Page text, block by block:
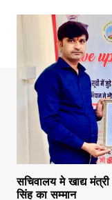
सचिवालय मे खाद्य
सिंह का सम्मान